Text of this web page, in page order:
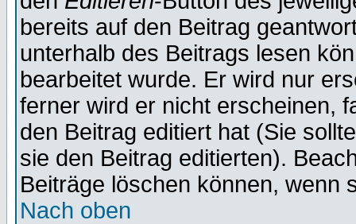
bereits auf den Beitrag
unterhalb des Beitrags lesen
bearbeitet wurde. Er wird nur
ferner wird er nicht erscheinen,
den Beitrag editiert hat (Sie
sie den Beitrag editierten).
Beiträge löschen können, wenn
Nach oben